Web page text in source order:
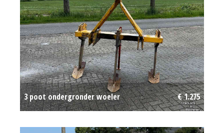
3 poot ondergronder woeler € 1.275